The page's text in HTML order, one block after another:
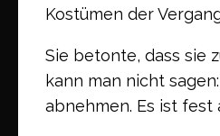
Kostümen der
Sie betonte, dass sie
kann man nicht
abnehmen. Es ist fest